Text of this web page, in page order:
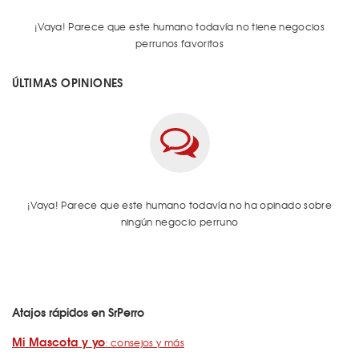
¡Vaya! Parece que este humano todavía no tiene negocios
perrunos favoritos
ÚLTIMAS OPINIONES
¡Vaya! Parece que este humano todavía no ha opinado sobre
ningún negocio perruno
Atajos rápidos en SrPerro
Mi Mascota y yo: consejos y más